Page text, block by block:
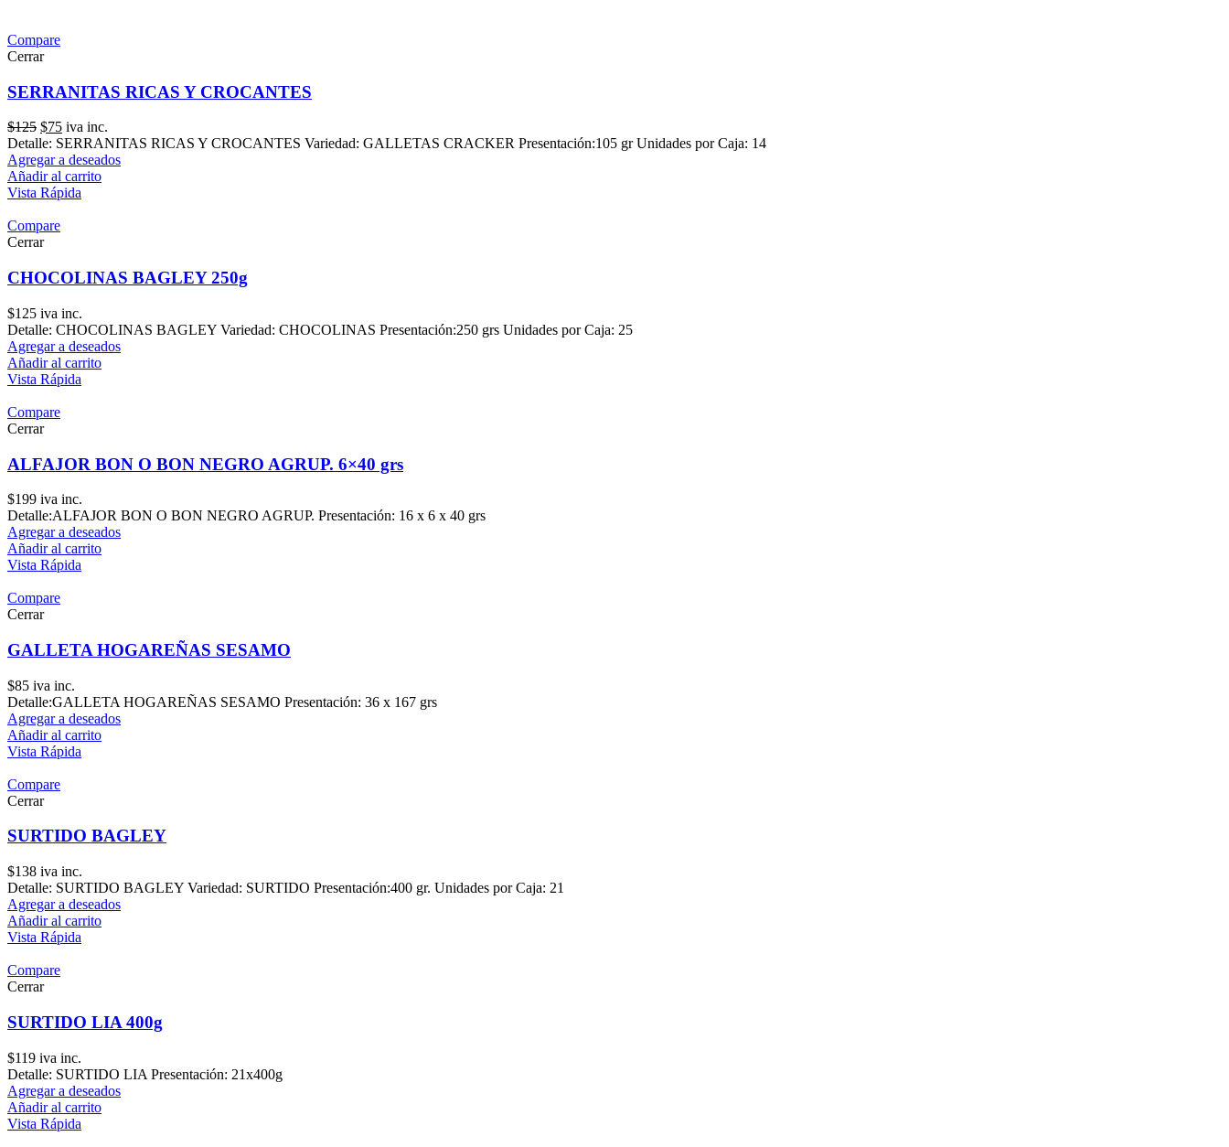
Compare
Cerrar
SERRANITAS RICAS Y CROCANTES
$125 El
precio
original
era:
$125.
$75El
precio
actual
es:
$75.
iva inc.
Detalle: SERRANITAS RICAS Y CROCANTES Variedad: GALLETAS CRACKER Presentación:105 gr Unidades por Caja: 14
Agregar a deseados
Añadir al carrito
Vista Rápida
Compare
Cerrar
CHOCOLINAS BAGLEY 250g
$125 iva inc.
Detalle: CHOCOLINAS BAGLEY Variedad: CHOCOLINAS Presentación:250 grs Unidades por Caja: 25
Agregar a deseados
Añadir al carrito
Vista Rápida
Compare
Cerrar
ALFAJOR BON O BON NEGRO AGRUP. 6×40 grs
$199 iva inc.
Detalle:ALFAJOR BON O BON NEGRO AGRUP. Presentación: 16 x 6 x 40 grs
Agregar a deseados
Añadir al carrito
Vista Rápida
Compare
Cerrar
GALLETA HOGAREÑAS SESAMO
$85 iva inc.
Detalle:GALLETA HOGAREÑAS SESAMO Presentación: 36 x 167 grs
Agregar a deseados
Añadir al carrito
Vista Rápida
Compare
Cerrar
SURTIDO BAGLEY
$138 iva inc.
Detalle: SURTIDO BAGLEY Variedad: SURTIDO Presentación:400 gr. Unidades por Caja: 21
Agregar a deseados
Añadir al carrito
Vista Rápida
Compare
Cerrar
SURTIDO LIA 400g
$119 iva inc.
Detalle: SURTIDO LIA Presentación: 21x400g
Agregar a deseados
Añadir al carrito
Vista Rápida